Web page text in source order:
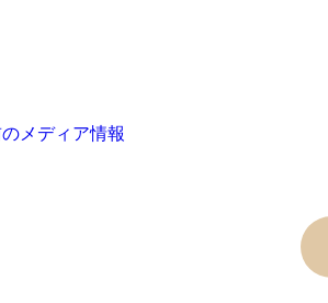
メディア情報